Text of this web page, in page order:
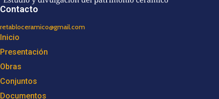
Contacto
retabloceramico@gmail.com
Inicio
Presentación
Obras
Conjuntos
Documentos